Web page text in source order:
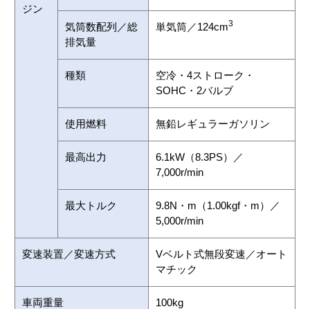
ジン
気筒数配列／総
排気量
単気筒／124cm3
種類
空冷・4ストローク・
SOHC・2バルブ
使用燃料 無鉛レギュラーガソリン
最高出力
6.1kW（8.3PS）／
7,000r/min
最大トルク
9.8N・m（1.00kgf・m）／
5,000r/min
変速装置／変速方式
Vベルト式無段変速／オート
マチック
車両重量 100kg